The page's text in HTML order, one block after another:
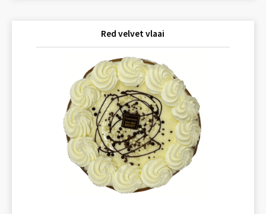
Red velvet vlaai